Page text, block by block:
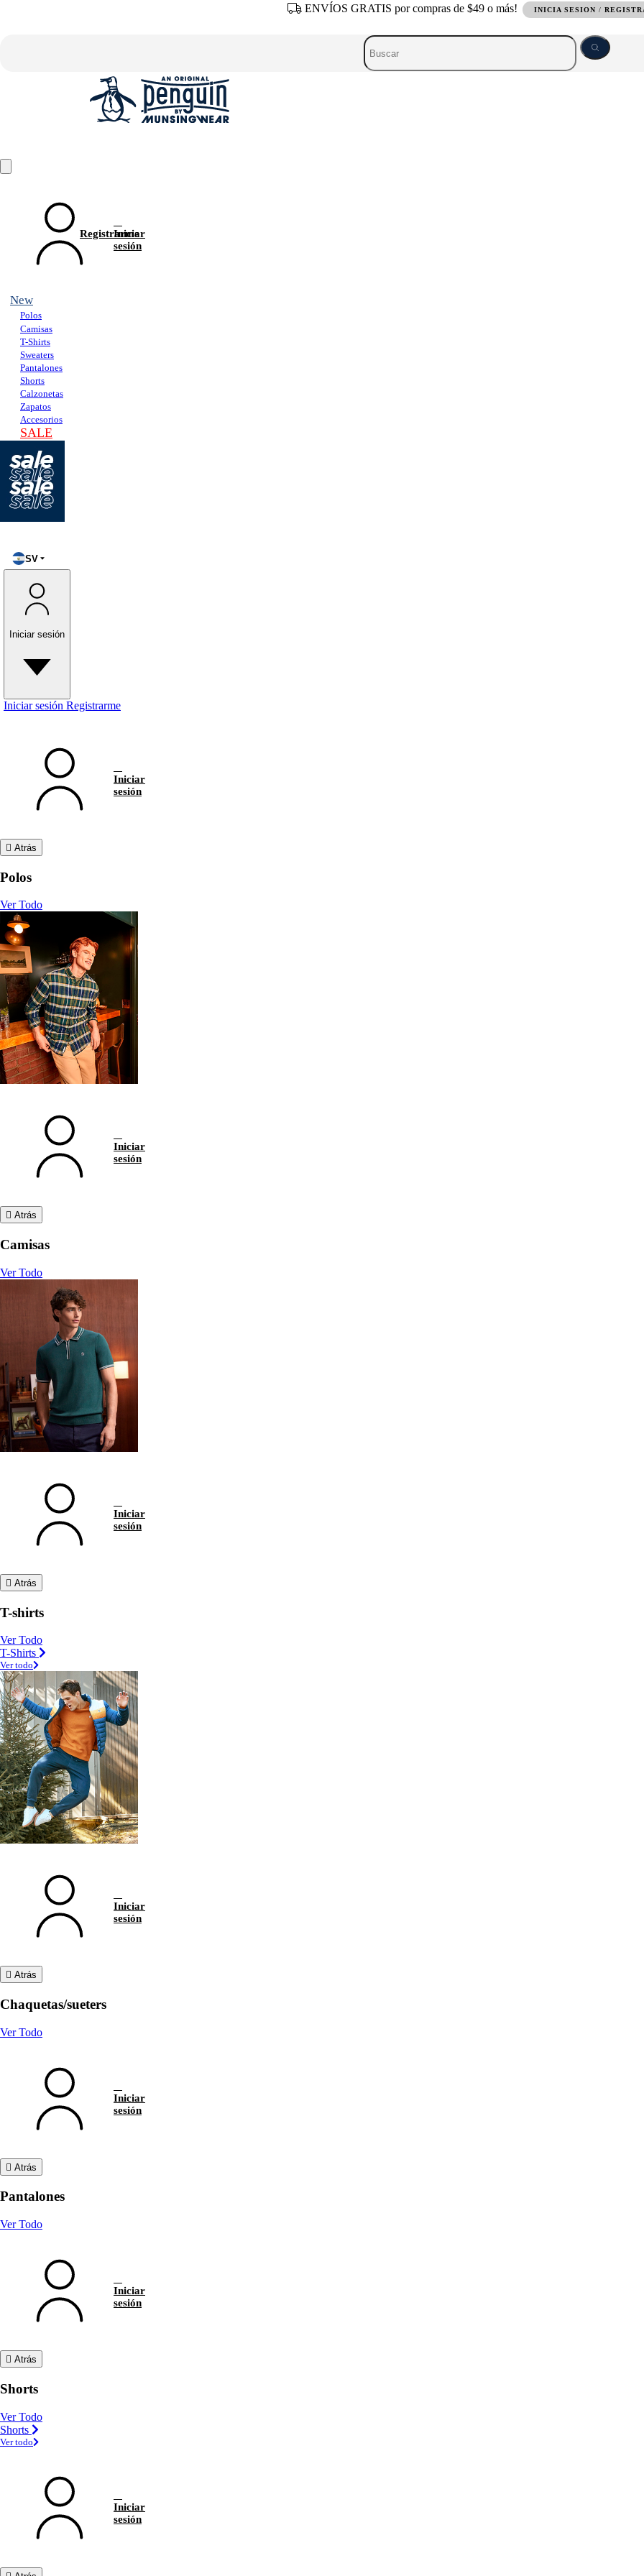
ENVÍOS GRATIS por compras de $49 o más! INICIA SESION /
Iniciar
sesión
Registrarme
New
Polos
Camisas
T-Shirts
Sweaters
Pantalones
Shorts
Calzonetas
Zapatos
Accesorios
SALE
SV
Iniciar sesión
Iniciar sesión Registrarme
Iniciar
sesión
Atrás
Polos
Ver Todo
Iniciar
sesión
Atrás
Camisas
Ver Todo
Iniciar
sesión
Atrás
T-shirts
Ver Todo
T-Shirts
Ver todo
Iniciar
sesión
Atrás
Chaquetas/sueters
Ver Todo
Iniciar
sesión
Atrás
Pantalones
Ver Todo
Iniciar
sesión
Atrás
Shorts
Ver Todo
Shorts
Ver todo
Iniciar
sesión